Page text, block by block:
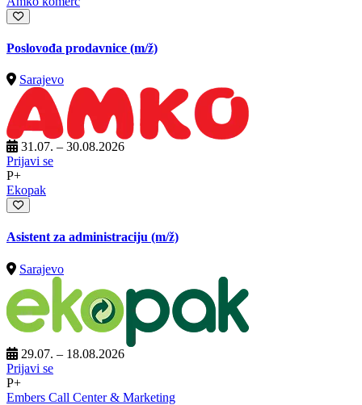
Poslovođa prodavnice (m/ž)
Sarajevo
31.07. – 30.08.2026
Prijavi se
P+
Ekopak
Asistent za administraciju (m/ž)
Sarajevo
29.07. – 18.08.2026
Prijavi se
P+
Embers Call Center & Marketing